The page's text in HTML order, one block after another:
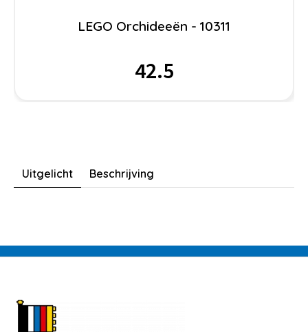
LEGO Orchideeën - 10311
42.5
Uitgelicht Beschrijving